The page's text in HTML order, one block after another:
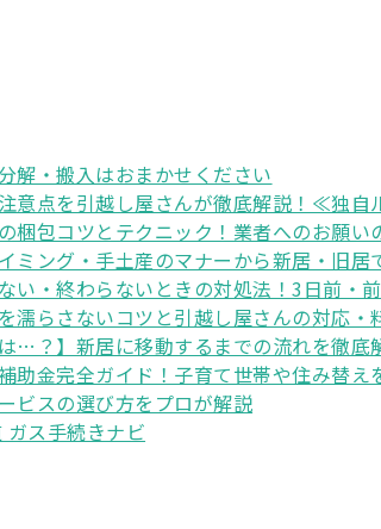
解・搬入はおまかせください
意点を引越し屋さんが徹底解説！≪独
梱包コツとテクニック！業者へのお願
ミング・手土産のマナーから新居・旧居
い・終わらないときの対処法！3日前・
濡らさないコツと引越し屋さんの対応・
…？】新居に移動するまでの流れを徹底
助金完全ガイド！子育て世帯や住み替
ビスの選び方をプロが解説
ス手続きナビ